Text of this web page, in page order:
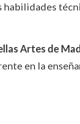
habilidades
Artes de
en la